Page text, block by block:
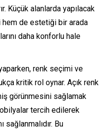
Küçük alanlarda yapılacak
hem de estetiği bir arada
daha konforlu hale
renk seçimi ve
kritik rol oynar. Açık renk
görünmesini sağlamak
tercih edilerek
sağlanmalıdır. Bu